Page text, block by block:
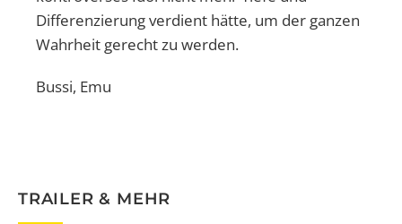
Differenzierung verdient hätte, um der ganzen
Wahrheit gerecht zu werden.
Bussi, Emu
TRAILER & MEHR